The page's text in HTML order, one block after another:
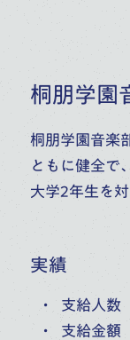
桐朋学園
桐朋学園音楽
ともに健全で
大学2年生を
実績
支給人数
支給金